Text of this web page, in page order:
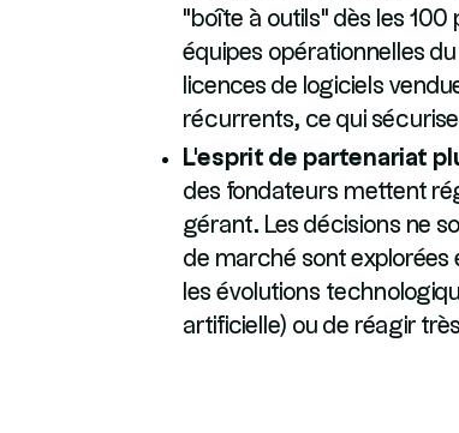
"boîte à outils" dès les
équipes opérationnelles
licences de logiciels
récurrents, ce qui
L'esprit de partenariat
des fondateurs mettent
gérant. Les décisions ne
de marché sont
les évolutions
artificielle) ou de réagir